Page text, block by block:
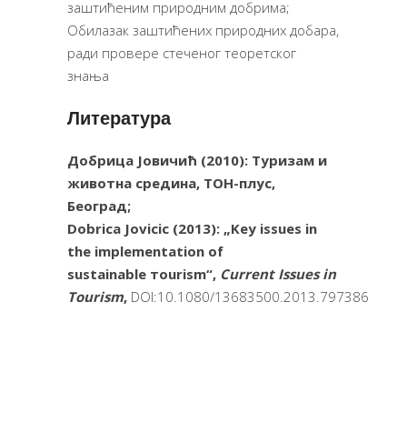
заштићеним природним добрима;
Обилазак заштићених природних добара,
ради провере стеченог теоретског
знања
Литература
Добрица Јовичић (2010): Туризам и
животна средина, ТОН-плус,
Београд;
Dobrica Jovicic (2013): „Key issues in
the implementation of
sustainable тourism“, Current Issues in
Tourism, DOI:10.1080/13683500.2013.797386